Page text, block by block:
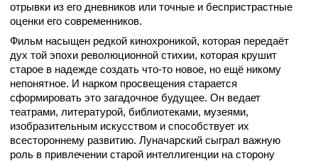
отрывки из его дневников или точные и беспристрастные
оценки его современников.
Фильм насыщен редкой кинохроникой, которая передаёт
дух той эпохи революционной стихии, которая крушит
старое в надежде создать что-то новое, но ещё никому
непонятное. И нарком просвещения старается
сформировать это загадочное будущее. Он ведает
театрами, литературой, библиотеками, музеями,
изобразительным искусством и способствует их
всестороннему развитию. Луначарский сыграл важную
роль в привлечении старой интеллигенции на сторону